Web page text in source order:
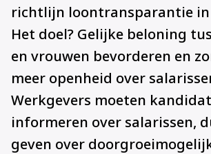
richtlijn loontransparantie
Het doel? Gelijke beloning
en vrouwen bevorderen en
meer openheid over
Werkgevers moeten
informeren over salarissen,
geven over